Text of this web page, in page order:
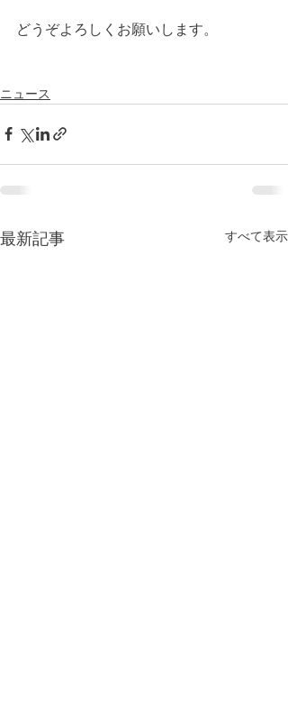
どうぞよろしくお願いします。
ニュース
最新記事 すべて表示